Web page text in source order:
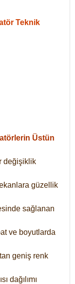
Teknik
Üstün
değişiklik
güzellik
sağlanan
ve boyutlarda
geniş renk
dağılımı